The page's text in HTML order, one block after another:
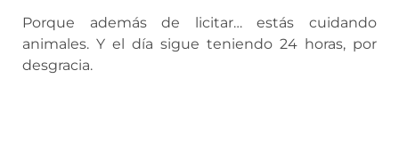
Porque además de licitar… estás cuidando
animales. Y el día sigue teniendo 24 horas, por
desgracia.